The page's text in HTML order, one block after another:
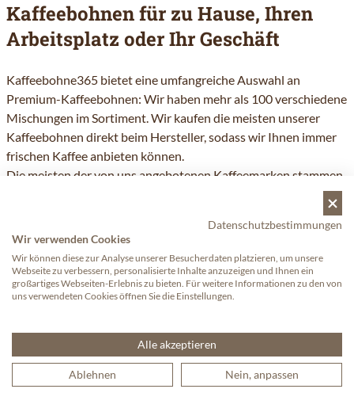
Kaffeebohnen für zu Hause, Ihren
Arbeitsplatz oder Ihr Geschäft
Kaffeebohne365 bietet eine umfangreiche Auswahl an
Premium-Kaffeebohnen: Wir haben mehr als 100 verschiedene
Mischungen im Sortiment. Wir kaufen die meisten unserer
Kaffeebohnen direkt beim Hersteller, sodass wir Ihnen immer
frischen Kaffee anbieten können.
Die meisten der von uns angebotenen Kaffeemarken stammen
aus Italien. Wir führen italienische Premium-Marken wie Illy,
Bristot.
Wir erweitern ständig unser Sortiment und sind immer auf der
Suche nach neuen leckeren Kaffeebohnen.
Online Kaffeebohnen kaufen
Wenn Sie die passenden Kaffeebohnen für sich gefunden
Datenschutzbestimmungen
Wir verwenden Cookies
Wir können diese zur Analyse unserer Besucherdaten platzieren, um unsere
Webseite zu verbessern, personalisierte Inhalte anzuzeigen und Ihnen ein
großartiges Webseiten-Erlebnis zu bieten. Für weitere Informationen zu den von
uns verwendeten Cookies öffnen Sie die Einstellungen.
Alle akzeptieren
Ablehnen Nein, anpassen